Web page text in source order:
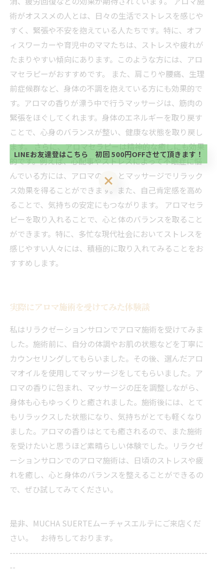
術がオススメの人とは、日々の生活でストレスを感じや
すく、緊張や不安を抱えている人たちです。特に、オフ
ィスワーカーや育児中のママたちは、ストレスや疲れが
たまりやすい傾向にあります。このような方には、アロ
マセラピーがおすすめです。 また、肩こりや腰痛、生理
前症候群など、身体の不調を抱えている方にも効果的で
す。アロマの香りが漂う中で行うマッサージは、筋肉の
緊張をほぐしてくれます。身体のエネルギーを取り戻す
ことで、心身のバランスが整い、健康な状態を取り戻し
ます。 さらに、アロマセラピーは精神的な癒しにも効果
的です。例えば、心配事やストレスによって不眠症に悩
んでいる方には、アロマの香りとマッサージでリラック
ス効果を得ることができます。また、自己肯定感を高め
ることで、気持ちの安定にもつながります。 アロマセラ
ピーを取り入れることで、心と体のバランスを取ること
ができます。特に、多忙な現代社会においてストレスを
感じやすい人々には、積極的に取り入れてみることをお
すすめします。
実際にアロマ施術を受けてみた体験談
私はリラクゼーションサロンでアロマ施術を受けてみま
した。施術前に、自分の体調やお肌の状態などを丁寧に
カウンセリングしてもらいました。その後、選んだアロ
マオイルを使用してマッサージをしてもらいました。ア
ロマの香りに包まれ、マッサージの圧を調整しながら、
身体も心もゆっくりと癒されました。施術後には、とて
もリラックスした状態になり、気持ちがとても軽くなり
ました。アロマの香りはとても癒されるので、また施術
を受けたいと思うほど素晴らしい体験でした。リラクゼ
ーションサロンでのアロマ施術は、日頃のストレスや疲
れを癒し、心と身体のバランスを整えることができるの
で、ぜひ試してみてください。
是非、MUCHA SUERTEムーチャスエルテにご来店くだ
さい。 お待ちしております。
--------------------------------------------------------------------
--
当サロンの公式LINE@にお友達登録頂いたお客様は
初回 500円OFFさせて頂きます。 既に 追加済の
方、不必要な方 お手数ですが、✖印でお閉じ下さ
い。
LINEお友達登はこちら 初回 500円OFFさせて頂きます！
当サロンの公式LINE@にお友達登録頂いたお客様は
初回 500円OFFさせて頂きます。 既に 追加済の
方、不必要な方 お手数ですが、✖印でお閉じ下さ
い。
LINEお友達登はこちら 初回 500円OFFさせて頂きます！